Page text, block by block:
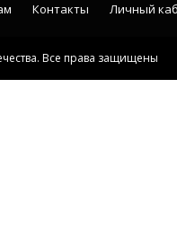
Все права защищены
Контакты Личный